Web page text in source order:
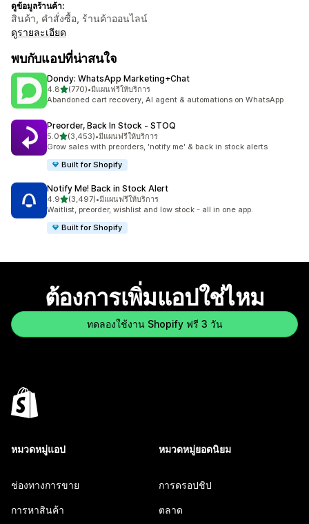
ดูข้อมูลร้านค้า:
สินค้า, คำสั่งซื้อ, ร้านค้าออนไลน์
ดูรายละเอียด
พบกับแอปที่น่าสนใจ
Dondy: WhatsApp Marketing+Chat
4.8เต็ม 5 ดาว
(770)
ทั้งหมด 770 รีวิว
•มีแผนฟรีให้บริการ
Abandoned cart recovery, AI agent & automations on WhatsApp
Preorder, Back In Stock ‑ STOQ
5.0เต็ม 5 ดาว
(3,453)
ทั้งหมด 3453 รีวิว
•มีแผนฟรีให้บริการ
Grow sales with preorders, 'notify me' & back in stock alerts
Built for Shopify
Notify Me! Back in Stock Alert
4.9เต็ม 5 ดาว
(3,497)
ทั้งหมด 3497 รีวิว
•มีแผนฟรีให้บริการ
Waitlist, preorder, wishlist and low stock - all in one app.
Built for Shopify
ต้องการเพิ่มแอปใช่ไหม
ทดลองใช้งาน Shopify ฟรี 3 วัน
หมวดหมู่แอป
ช่องทางการขาย
การหาสินค้า
หมวดหมู่ยอดนิยม
การดรอปชิป
ตลาด